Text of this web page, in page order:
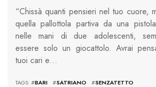
“Chissà quanti pensieri nel tuo cuore,
quella pallottola partiva da una
nelle mani di due adolescenti,
essere solo un giocattolo. Avrai
tuoi cari e…
TAGS: #BARI #SATRIANO #SENZATETTO